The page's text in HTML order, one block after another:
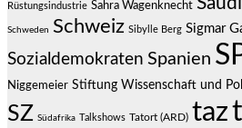
Rüstungsindustrie Sahra Wagenknecht
Schweden Schweiz Sibylle Berg Sigmar
Sozialdemokraten Spanien
Niggemeier Stiftung Wissenschaft und
SZ Südafrika Talkshows Tatort (ARD) taz